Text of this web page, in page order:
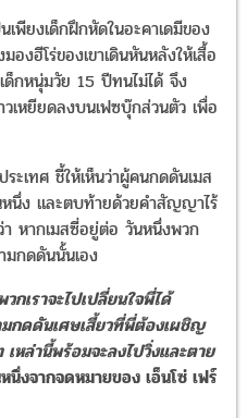
เพียงเด็กฝึกหัดในอะคาเดมีของ
องฮีโร่ของเขาเดินหันหลังให้เสื้อ
ด็กหนุ่มวัย 15 ปีทนไม่ได้ จึง
เหยียดลงบนเฟซบุ๊กส่วนตัว เพื่อ
ะเทศ ชี้ให้เห็นว่าผู้คนกดดันเมส
นึ่ง และตบท้ายด้วยคำสัญญาไร้
หากเมสซี่อยู่ต่อ วันหนึ่งพวก
มกดดันนั้นเอง
กเราจะไปเปลี่ยนใจพี่ได้
มกดดันเศษเสี้ยวที่พี่ต้องเผชิญ
หล่านี้พร้อมจะลงไปวิ่งและตาย
งจากจดหมายของ เอ็นโซ่ เฟร์